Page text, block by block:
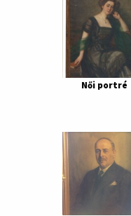
Női portré